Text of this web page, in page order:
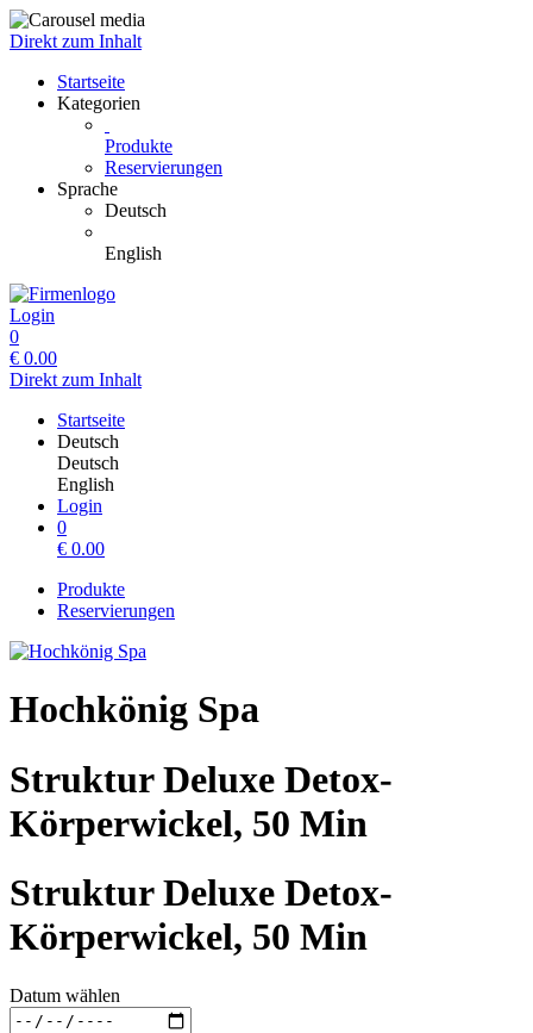
Direkt zum Inhalt
Startseite
Kategorien
Produkte
Reservierungen
Sprache
Deutsch
English
Login
0
€ 0.00
Direkt zum Inhalt
Startseite
Deutsch
Deutsch
English
Login
0
€ 0.00
Produkte
Reservierungen
Hochkönig Spa
Struktur Deluxe Detox-
Körperwickel, 50 Min
Struktur Deluxe Detox-
Körperwickel, 50 Min
Datum wählen